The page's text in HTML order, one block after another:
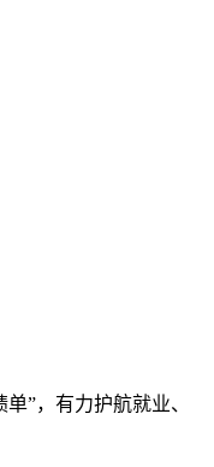
”，有力护航就业、